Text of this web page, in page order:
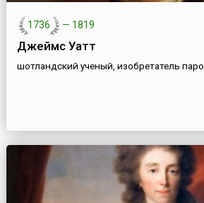
1736 — 1819
Джеймс Уатт
шотландский ученый, изобретатель